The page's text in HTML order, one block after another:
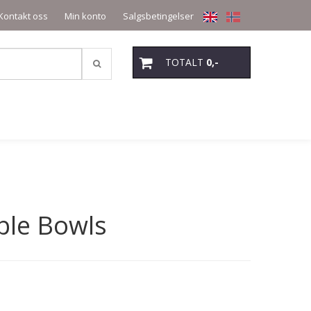
oss Min konto Salgsbetingelser
TOTALT 0,-
Bowls